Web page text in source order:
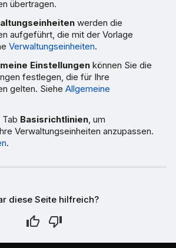
übertragen.
werden die
aufgeführt, die mit der Vorlage
Verwaltungseinheiten.
Einstellungen können Sie die
festlegen, die für Ihre
gelten. Siehe Allgemeine
Basisrichtlinien, um
Verwaltungseinheiten anzupassen.
.
diese Seite hilfreich?